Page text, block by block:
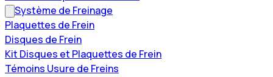
Système de Freinage
Plaquettes de Frein
Disques de Frein
Kit Disques et Plaquettes de Frein
Témoins Usure de Freins